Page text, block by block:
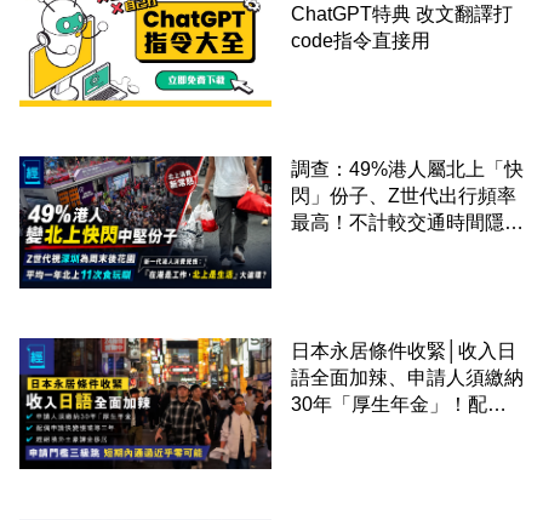
ChatGPT特典 改文翻譯打
code指令直接用
調查：49%港人屬北上「快
閃」份子、Z世代出行頻率
最高！不計較交通時間隱形
日本永居條件收緊│收入日
語全面加辣、申請人須繳納
30年「厚生年金」！配偶